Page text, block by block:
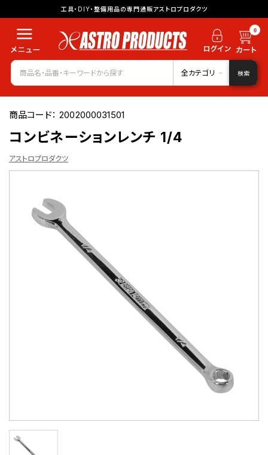
工具・DIY・整備用品の専門通販アストロプロダクツ
0
全カテゴリ 検索
商品コード：2002000031501
コンビネーションレンチ 1/4
アストロプロダクツ